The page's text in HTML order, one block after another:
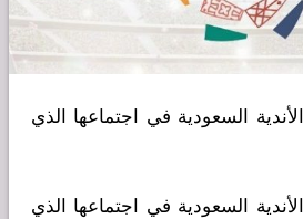
السعودية في اجتماعها الذي
السعودية في اجتماعها الذي